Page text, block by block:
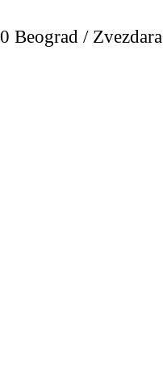
Beograd / Zvezdara